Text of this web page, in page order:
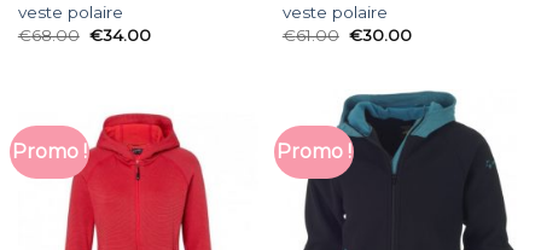
veste polaire
€68.00 €34.00
veste polaire
€61.00 €30.00
Promo ! Promo !